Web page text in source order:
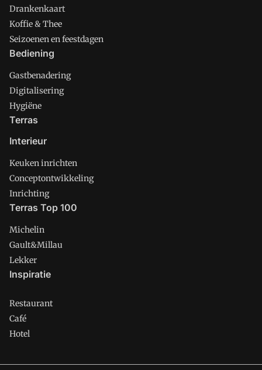
Drankenkaart
Koffie & Thee
Seizoenen en feestdagen
Bediening
Gastbenadering
Digitalisering
Hygiëne
Terras
Interieur
Keuken inrichten
Conceptontwikkeling
Inrichting
Terras Top 100
Michelin
Gault&Millau
Lekker
Inspiratie
Restaurant
Café
Hotel